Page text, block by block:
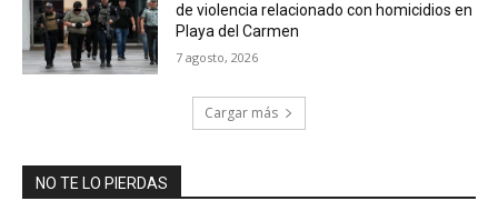
de violencia relacionado con homicidios en
Playa del Carmen
7 agosto, 2026
Cargar más
NO TE LO PIERDAS